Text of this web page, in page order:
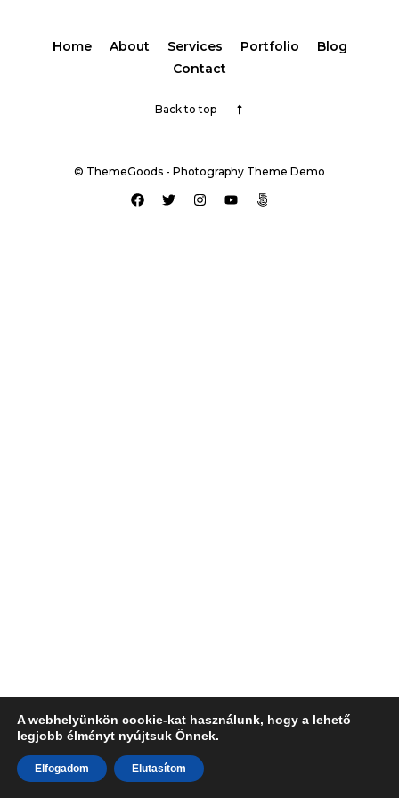
Home About Services Portfolio
Blog
Contact
Back to top
© ThemeGoods - Photography Theme Demo
A webhelyünkön cookie-kat használunk, hogy a lehető
legjobb élményt nyújtsuk Önnek.
Elfogadom Elutasítom